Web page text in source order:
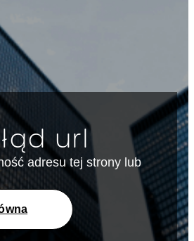
url
adresu tej strony lub